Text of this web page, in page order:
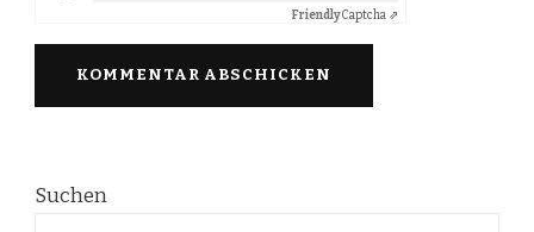
FriendlyCaptcha ⇗
Suchen